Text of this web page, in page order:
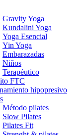
Gravity Yoga
Kundalini Yoga
Yoga Esencial
Yin Yoga
Embarazadas
Niños
Terapéutico
FTC
hipopresivo
Método pilates
Slow Pilates
Pilates Fit